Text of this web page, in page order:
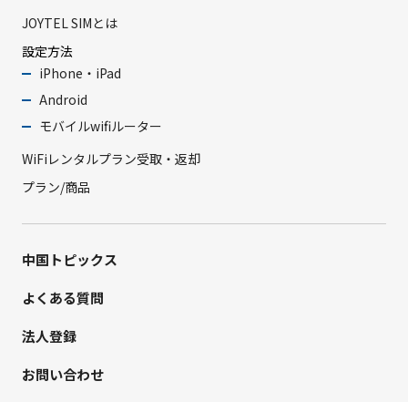
JOYTEL SIMとは
設定方法
iPhone・iPad
Android
モバイルwifiルーター
WiFiレンタルプラン受取・返却
プラン/商品
中国トピックス
よくある質問
法人登録
お問い合わせ